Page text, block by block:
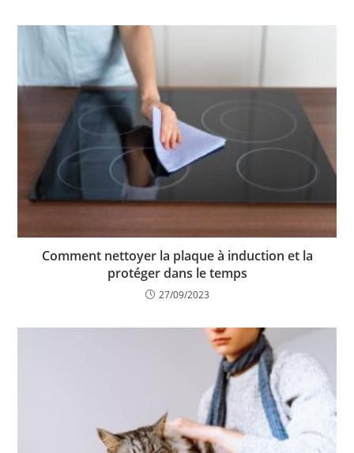
Comment nettoyer la plaque à induction et la
protéger dans le temps
27/09/2023